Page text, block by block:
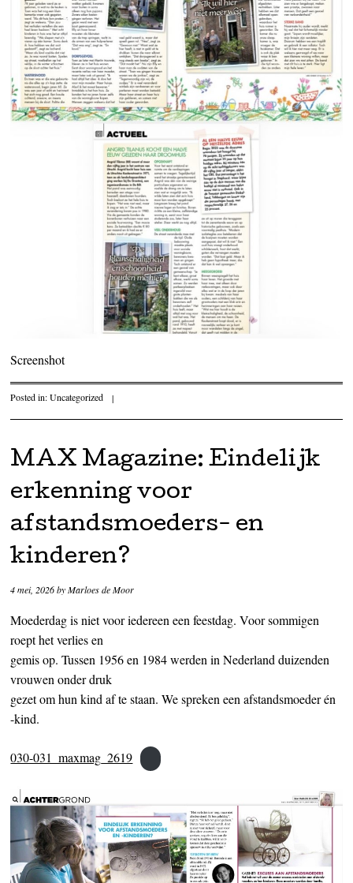
Screenshot
Posted in:Uncategorized |
MAX Magazine: Eindelijk
erkenning voor
afstandsmoeders- en
kinderen?
4 mei, 2026byMarloes de Moor
Moederdag is niet voor iedereen een feestdag. Voor sommigen
roept het verlies en
gemis op. Tussen 1956 en 1984 werden in Nederland duizenden
vrouwen onder druk
gezet om hun kind af te staan. We spreken een afstandsmoeder én
-kind.
030-031_maxmag_2619